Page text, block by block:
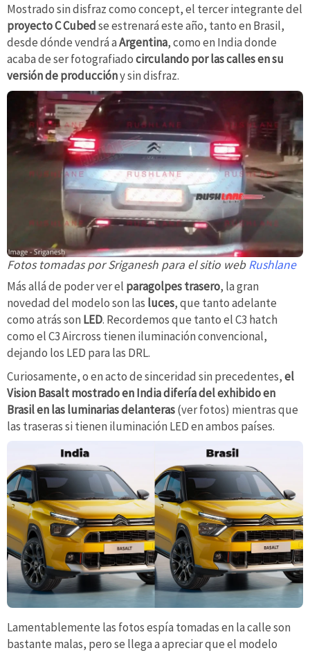
Mostrado sin disfraz como concept, el tercer integrante del
proyecto C Cubedse estrenará este año, tanto en Brasil,
desde dónde vendrá aArgentina, como en India donde
acaba de ser fotografiadocirculando por las calles en su
versión de produccióny sin disfraz.
Fotos tomadas por Sriganesh para el sitio webRushlane
Más allá de poder ver el paragolpes trasero, la gran
novedad del modelo son las luces, que tanto adelante
como atrás son LED. Recordemos que tanto el C3 hatch
como el C3 Aircross tienen iluminación convencional,
dejando los LED para las DRL.
Curiosamente, o en acto de sinceridad sin precedentes,el
Vision Basalt mostrado en India difería del exhibido en
Brasil en las luminarias delanteras(ver fotos) mientras que
las traseras si tienen iluminación LED en ambos países.
Lamentablemente las fotos espía tomadas en la calle son
bastante malas, pero se llega a apreciar que el modelo